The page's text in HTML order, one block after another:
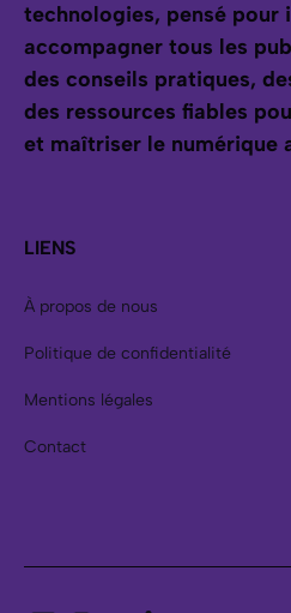
technologies, pensé pour
accompagner tous les
des conseils pratiques,
des ressources fiables
et maîtriser le numérique
LIENS
À propos de nous
Politique de confidentialité
Mentions légales
Contact